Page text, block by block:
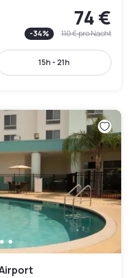
74 €
-34% 110 €pro Nacht
15h - 21h